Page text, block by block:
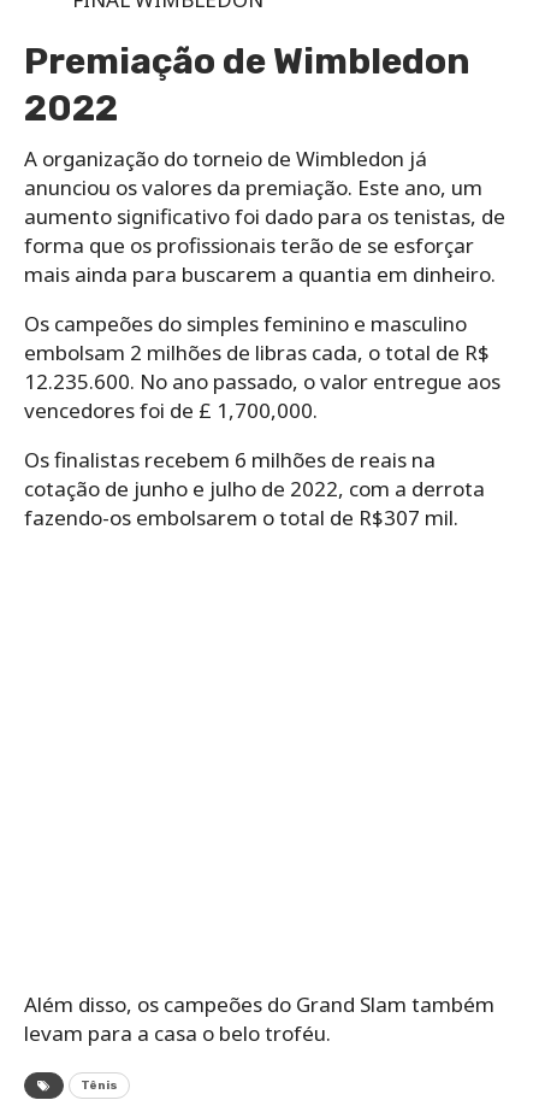
Premiação de Wimbledon
2022
A organização do torneio de Wimbledon já
anunciou os valores da premiação. Este ano, um
aumento significativo foi dado para os tenistas, de
forma que os profissionais terão de se esforçar
mais ainda para buscarem a quantia em dinheiro.
Os campeões do simples feminino e masculino
embolsam 2 milhões de libras cada, o total de R$
12.235.600. No ano passado, o valor entregue aos
vencedores foi de £ 1,700,000.
Os finalistas recebem 6 milhões de reais na
cotação de junho e julho de 2022, com a derrota
fazendo-os embolsarem o total de R$307 mil.
Além disso, os campeões do Grand Slam também
levam para a casa o belo troféu.
Tênis